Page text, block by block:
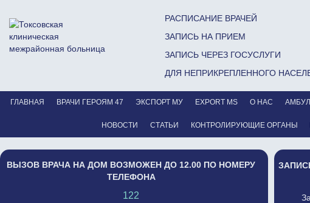
ГЛАВНАЯ ВРАЧИ ГЕРОЯМ 47 ЭКСПОРТ МУ EXPORT MS О НАС
НОВОСТИ СТАТЬИ КОНТРОЛИРУЮЩИЕ ОРГАНЫ
РАСПИСАНИЕ ВРАЧЕЙ
ЗАПИСЬ НА ПРИЕМ
ЗАПИСЬ ЧЕРЕЗ ГОСУСЛУГИ
ДЛЯ НЕПРИКРЕПЛЕННОГО
ВЫЗОВ ВРАЧА НА ДОМ ВОЗМОЖЕН ДО 12.00 ПО НОМЕРУ
ТЕЛЕФОНА
122